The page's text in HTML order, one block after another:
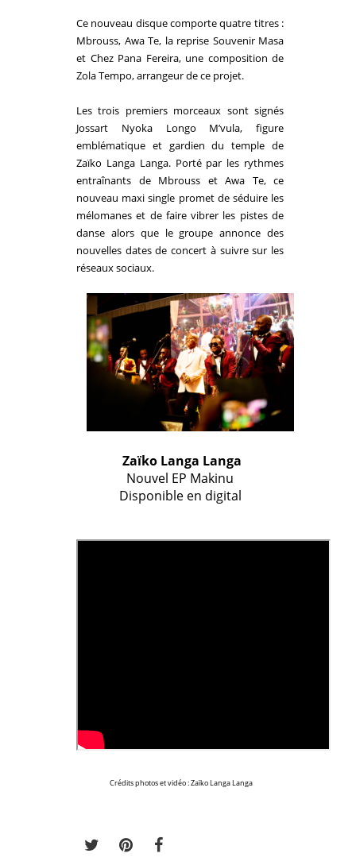
Ce nouveau disque comporte quatre titres :
Mbrouss, Awa Te, la reprise Souvenir Masa
et Chez Pana Fereira, une composition de
Zola Tempo, arrangeur de ce projet.
Les trois premiers morceaux sont signés
Jossart Nyoka Longo M’vula, figure
emblématique et gardien du temple de
Zaïko Langa Langa. Porté par les rythmes
entraînants de Mbrouss et Awa Te, ce
nouveau maxi single promet de séduire les
mélomanes et de faire vibrer les pistes de
danse alors que le groupe annonce des
nouvelles dates de concert à suivre sur les
réseaux sociaux.
Zaïko Langa Langa
Nouvel EP Makinu
Disponible en digital
Crédits photos et vidéo : Zaïko Langa Langa